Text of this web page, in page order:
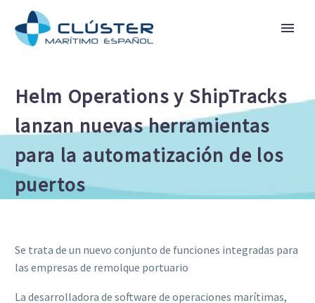
Helm Operations y ShipTracks
lanzan nuevas herramientas
para la automatización de los
puertos
Se trata de un nuevo conjunto de funciones integradas para
las empresas de remolque portuario
La desarrolladora de software de operaciones marítimas,